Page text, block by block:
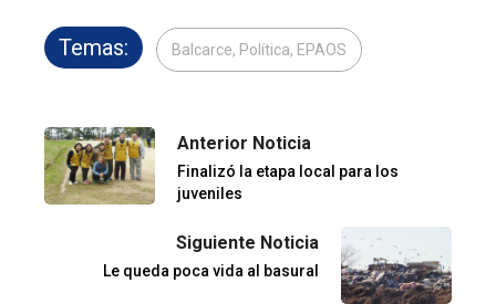
Temas: Balcarce, Política, EPAOS
Anterior Noticia
Finalizó la etapa local para los
juveniles
Siguiente Noticia
Le queda poca vida al basural